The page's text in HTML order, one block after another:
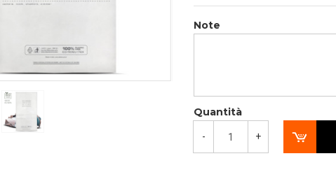
Note
Quantità
- +